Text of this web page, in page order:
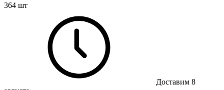
364 шт
Доставим 8